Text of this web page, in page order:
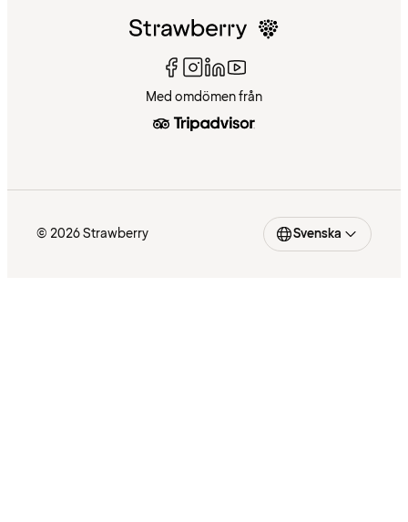
Med omdömen från
© 2026 Strawberry Svenska